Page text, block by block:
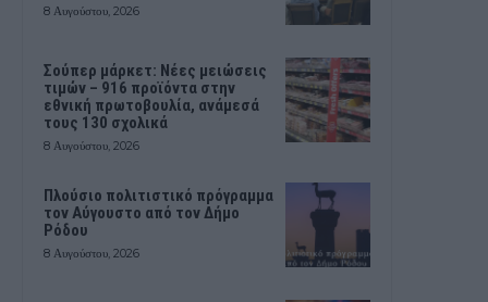
8 Αυγούστου, 2026
Σούπερ μάρκετ: Νέες μειώσεις
τιμών – 916 προϊόντα στην
εθνική πρωτοβουλία, ανάμεσά
τους 130 σχολικά
8 Αυγούστου, 2026
Πλούσιο πολιτιστικό πρόγραμμα
τον Αύγουστο από τον Δήμο
Ρόδου
8 Αυγούστου, 2026